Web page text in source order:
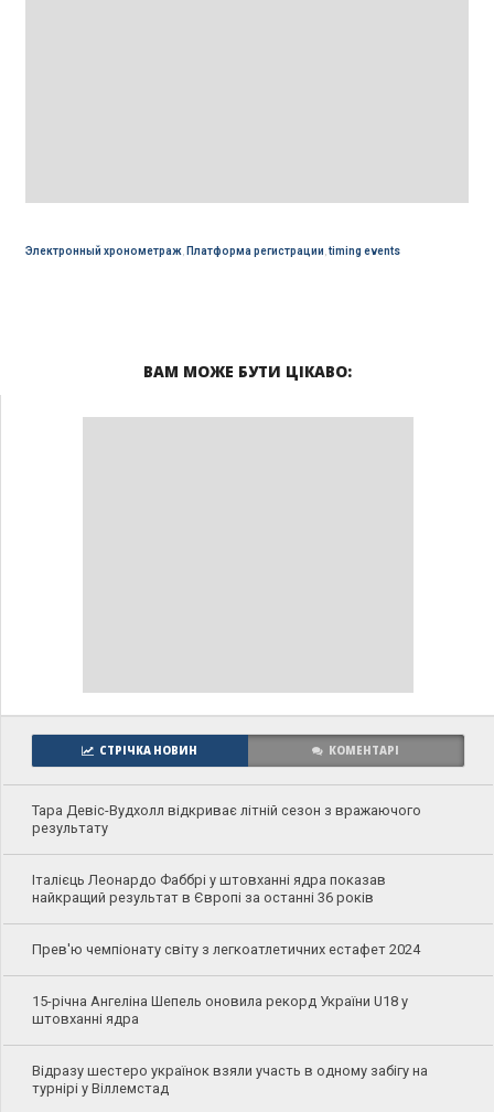
Электронный хронометраж, Платформа регистрации,timing events
ВАМ МОЖЕ БУТИ ЦІКАВО:
СТРІЧКА НОВИН КОМЕНТАРІ
Тара Девіс-Вудхолл відкриває літній сезон з вражаючого
результату
Італієць Леонардо Фаббрі у штовханні ядра показав
найкращий результат в Європі за останні 36 років
Прев'ю чемпіонату світу з легкоатлетичних естафет 2024
15-річна Ангеліна Шепель оновила рекорд України U18 у
штовханні ядра
Відразу шестеро українок взяли участь в одному забігу на
турнірі у Віллемстад